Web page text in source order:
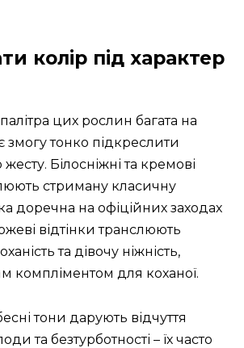
колір під характер
цих рослин багата на
тонко підкреслити
Білосніжні та кремові
стриману класичну
доречна на офіційних заходах
відтінки транслюють
та дівочу ніжність,
компліментом для коханої.
тони дарують відчуття
та безтурботності – їх часто